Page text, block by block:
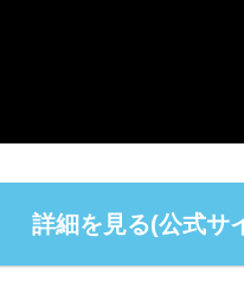
詳細を見る(公式サ